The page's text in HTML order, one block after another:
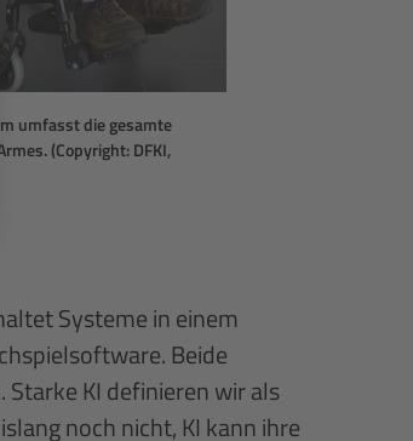
umfasst die gesamte
(Copyright: DFKI,
Systeme in einem
Beide
KI definieren wir als
noch nicht, KI kann ihre